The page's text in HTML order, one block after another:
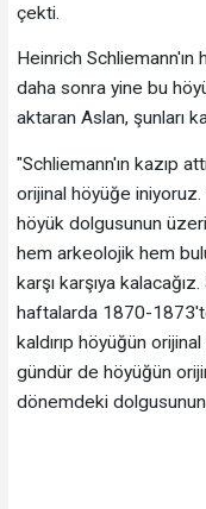
çekti.
Heinrich Schliemann'ın
daha sonra yine bu
aktaran Aslan, şunları
"Schliemann'ın kazıp
orijinal höyüğe iniyoruz.
höyük dolgusunun
hem arkeolojik hem
karşı karşıya
haftalarda 1870-1873'te
kaldırıp höyüğün
gündür de höyüğün
dönemdeki